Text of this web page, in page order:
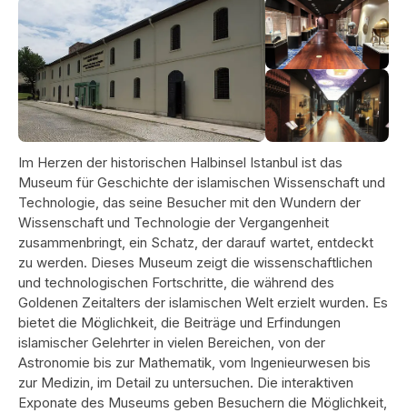
Im Herzen der historischen Halbinsel Istanbul ist das
Museum für Geschichte der islamischen Wissenschaft und
Technologie, das seine Besucher mit den Wundern der
Wissenschaft und Technologie der Vergangenheit
zusammenbringt, ein Schatz, der darauf wartet, entdeckt
zu werden. Dieses Museum zeigt die wissenschaftlichen
und technologischen Fortschritte, die während des
Goldenen Zeitalters der islamischen Welt erzielt wurden. Es
bietet die Möglichkeit, die Beiträge und Erfindungen
islamischer Gelehrter in vielen Bereichen, von der
Astronomie bis zur Mathematik, vom Ingenieurwesen bis
zur Medizin, im Detail zu untersuchen. Die interaktiven
Exponate des Museums geben Besuchern die Möglichkeit,